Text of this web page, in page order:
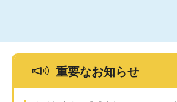
重要なお知らせ